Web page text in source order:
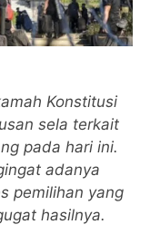
Konstitusi
sela terkait
pada hari ini.
adanya
pemilihan yang
hasilnya.